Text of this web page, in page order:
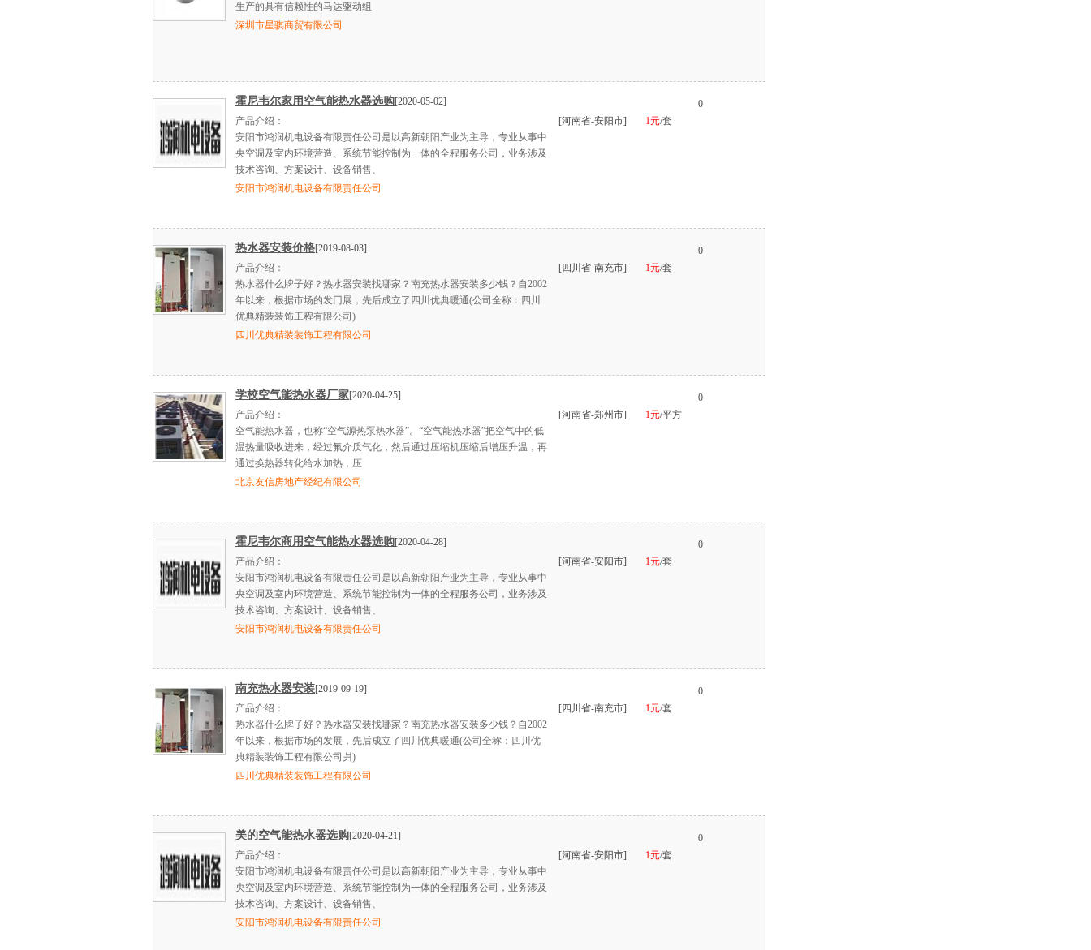
生产的具有信赖性的马达驱动组
深圳市星骐商贸有限公司
霍尼韦尔家用空气能热水器选购[2020-05-02]
产品介绍：
安阳市鸿润机电设备有限责任公司是以高新朝阳产业为主导，专业从事中
央空调及室内环境营造、系统节能控制为一体的全程服务公司，业务涉及
技术咨询、方案设计、设备销售、
安阳市鸿润机电设备有限责任公司
[河南省-安阳市] 1元/套
0
热水器安装价格[2019-08-03]
产品介绍：
热水器什么牌子好？热水器安装找哪家？南充热水器安装多少钱？自2002
年以来，根据市场的发冂展，先后成立了四川优典暖通(公司全称：四川
优典精装装饰工程有限公司)
四川优典精装装饰工程有限公司
[四川省-南充市] 1元/套
0
学校空气能热水器厂家[2020-04-25]
产品介绍：
空气能热水器，也称“空气源热泵热水器”。“空气能热水器”把空气中的低
温热量吸收进来，经过氟介质气化，然后通过压缩机压缩后增压升温，再
通过换热器转化给水加热，压
北京友信房地产经纪有限公司
[河南省-郑州市] 1元/平方
0
霍尼韦尔商用空气能热水器选购[2020-04-28]
产品介绍：
安阳市鸿润机电设备有限责任公司是以高新朝阳产业为主导，专业从事中
央空调及室内环境营造、系统节能控制为一体的全程服务公司，业务涉及
技术咨询、方案设计、设备销售、
安阳市鸿润机电设备有限责任公司
[河南省-安阳市] 1元/套
0
南充热水器安装[2019-09-19]
产品介绍：
热水器什么牌子好？热水器安装找哪家？南充热水器安装多少钱？自2002
年以来，根据市场的发展，先后成立了四川优典暖通(公司全称：四川优
典精装装饰工程有限公司爿)
四川优典精装装饰工程有限公司
[四川省-南充市] 1元/套
0
美的空气能热水器选购[2020-04-21]
产品介绍：
安阳市鸿润机电设备有限责任公司是以高新朝阳产业为主导，专业从事中
央空调及室内环境营造、系统节能控制为一体的全程服务公司，业务涉及
技术咨询、方案设计、设备销售、
安阳市鸿润机电设备有限责任公司
[河南省-安阳市] 1元/套
0